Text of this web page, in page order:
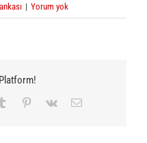
| Yorum yok
Tumblr Pinterest
Vk
E-